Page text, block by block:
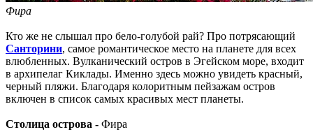
Фира
Кто же не слышал про бело-голубой рай? Про потрясающий
Санторини, самое романтическое место на планете для всех
влюбленных. Вулканический остров в Эгейском море, входит
в архипелаг Киклады. Именно здесь можно увидеть красный,
черный пляжи. Благодаря колоритным пейзажам остров
включен в список самых красивых мест планеты.
Столица острова - Фира